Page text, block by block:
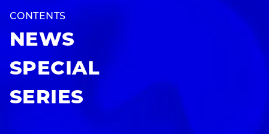
CONTENTS
NEWS
SPECIAL
SERIES